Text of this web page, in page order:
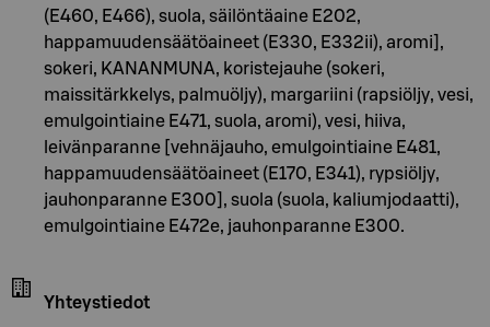
(E460, E466), suola, säilöntäaine E202,
happamuudensäätöaineet (E330, E332ii), aromi],
sokeri, KANANMUNA, koristejauhe (sokeri,
maissitärkkelys, palmuöljy), margariini (rapsiöljy, vesi,
emulgointiaine E471, suola, aromi), vesi, hiiva,
leivänparanne [vehnäjauho, emulgointiaine E481,
happamuudensäätöaineet (E170, E341), rypsiöljy,
jauhonparanne E300], suola (suola, kaliumjodaatti),
emulgointiaine E472e, jauhonparanne E300.
Yhteystiedot